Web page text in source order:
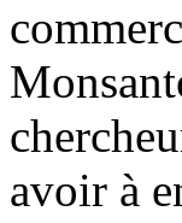
avoir à